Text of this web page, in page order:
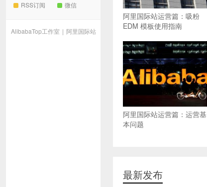
RSS订阅 微信
AlibabaTop工作室 | 阿里国际站
阿里国际站运营篇：吸粉
EDM 模板使用指南
阿里国际站运营篇：运营基
本问题
最新发布